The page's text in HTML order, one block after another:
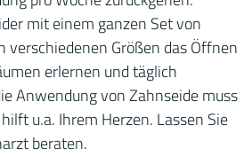
mit einem ganzen Set von
verschiedenen Größen das Öffnen
erlernen und täglich
Anwendung von Zahnseide muss
u.a. Ihrem Herzen. Lassen Sie
beraten.